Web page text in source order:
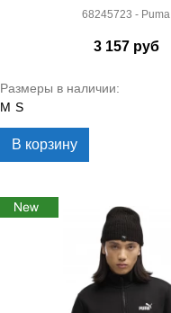
68245723 - Puma
3 157руб
Размеры в наличии:
M S
В корзину